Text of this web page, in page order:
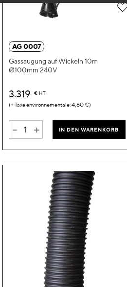
AG 0007
Gassaugung auf Wickeln 10m
Ø100mm 240V
3.319 € HT
4,60 €
- + IN DEN WARENKORB